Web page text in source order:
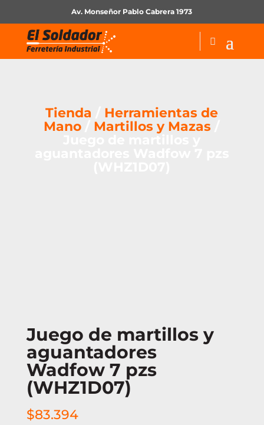
Av. Monseñor Pablo Cabrera 1973
Tienda
Herramientas de
Mano
Martillos y Mazas
Juego de martillos y
aguantadores
Wadfow 7 pzs
(WHZ1D07)
$83.394